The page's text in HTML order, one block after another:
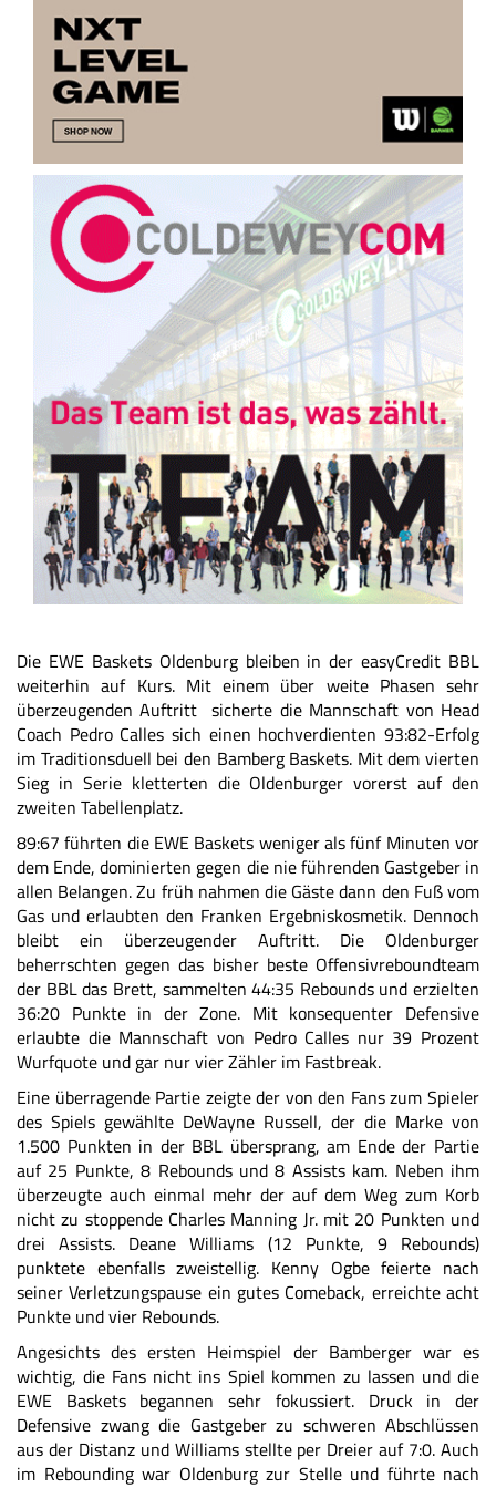
Die EWE Baskets Oldenburg bleiben in der easyCredit BBL
weiterhin auf Kurs. Mit einem über weite Phasen sehr
überzeugenden Auftritt sicherte die Mannschaft von Head
Coach Pedro Calles sich einen hochverdienten 93:82-Erfolg
im Traditionsduell bei den Bamberg Baskets. Mit dem vierten
Sieg in Serie kletterten die Oldenburger vorerst auf den
zweiten Tabellenplatz.
89:67 führten die EWE Baskets weniger als fünf Minuten vor
dem Ende, dominierten gegen die nie führenden Gastgeber in
allen Belangen. Zu früh nahmen die Gäste dann den Fuß vom
Gas und erlaubten den Franken Ergebniskosmetik. Dennoch
bleibt ein überzeugender Auftritt. Die Oldenburger
beherrschten gegen das bisher beste Offensivreboundteam
der BBL das Brett, sammelten 44:35 Rebounds und erzielten
36:20 Punkte in der Zone. Mit konsequenter Defensive
erlaubte die Mannschaft von Pedro Calles nur 39 Prozent
Wurfquote und gar nur vier Zähler im Fastbreak.
Eine überragende Partie zeigte der von den Fans zum Spieler
des Spiels gewählte DeWayne Russell, der die Marke von
1.500 Punkten in der BBL übersprang, am Ende der Partie
auf 25 Punkte, 8 Rebounds und 8 Assists kam. Neben ihm
überzeugte auch einmal mehr der auf dem Weg zum Korb
nicht zu stoppende Charles Manning Jr. mit 20 Punkten und
drei Assists. Deane Williams (12 Punkte, 9 Rebounds)
punktete ebenfalls zweistellig. Kenny Ogbe feierte nach
seiner Verletzungspause ein gutes Comeback, erreichte acht
Punkte und vier Rebounds.
Angesichts des ersten Heimspiel der Bamberger war es
wichtig, die Fans nicht ins Spiel kommen zu lassen und die
EWE Baskets begannen sehr fokussiert. Druck in der
Defensive zwang die Gastgeber zu schweren Abschlüssen
aus der Distanz und Williams stellte per Dreier auf 7:0. Auch
im Rebounding war Oldenburg zur Stelle und führte nach